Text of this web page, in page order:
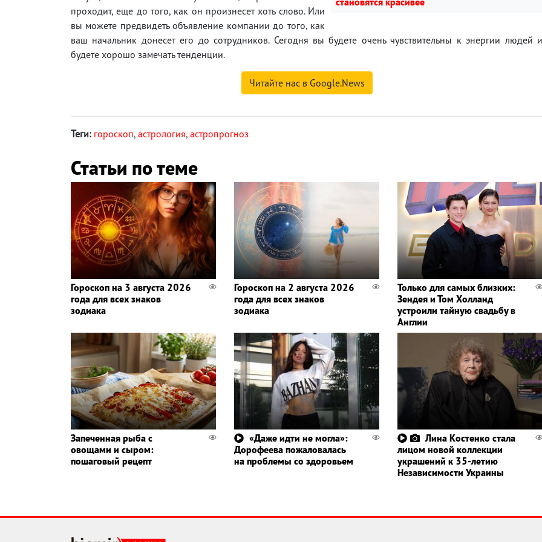
проходит, еще до того, как он произнесет хоть слово. Или
вы можете предвидеть объявление компании до того, как
ваш начальник донесет его до сотрудников. Сегодня вы будете очень чувствительны к энергии людей и
будете хорошо замечать тенденции.
Читайте нас в Google.News
Теги: гороскоп, астрология, астропрогноз
Статьи по теме
Гороскоп на 3 августа 2026
года для всех знаков
зодиака
Гороскоп на 2 августа 2026
года для всех знаков
зодиака
Только для самых близких:
Зендея и Том Холланд
устроили тайную свадьбу в
Англии
Запеченная рыба с
овощами и сыром:
пошаговый рецепт
«Даже идти не могла»:
Дорофеева пожаловалась
на проблемы со здоровьем
Лина Костенко стала
лицом новой коллекции
украшений к 35-летию
Независимости Украины